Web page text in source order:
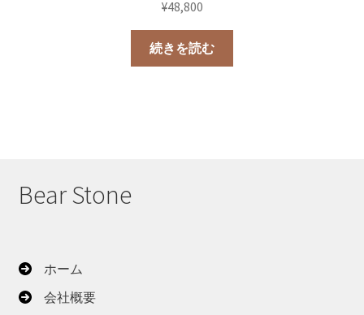
¥48,800
続きを読む
Bear Stone
ホーム
会社概要